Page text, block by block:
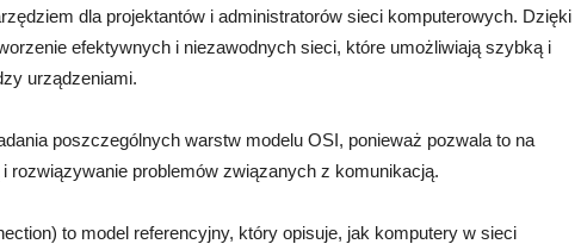
dla projektantów i administratorów sieci komputerowych. Dzięki
efektywnych i niezawodnych sieci, które umożliwiają szybką i
urządzeniami.
poszczególnych warstw modelu OSI, ponieważ pozwala to na
rozwiązywanie problemów związanych z komunikacją.
to model referencyjny, który opisuje, jak komputery w sieci